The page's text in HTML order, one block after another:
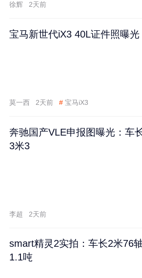
徐辉 2天前
宝马新世代iX3 40L证件照曝
莫一西 2天前 # 宝马iX3
奔驰国产VLE申报图曝光：车
3米3
李超 2天前
smart精灵2实拍：车长2米76
1.1吨